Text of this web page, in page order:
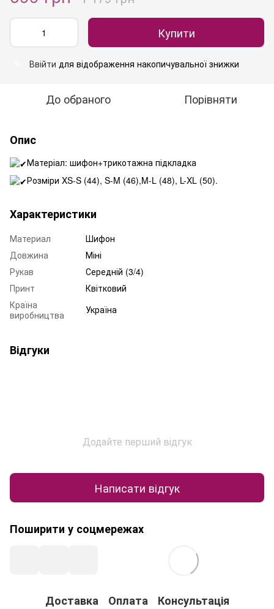
Купити
Ввійти для відображення накопичувальної знижки
До обраного Порівняти
Опис
Матеріал: шифон+трикотажна підкладка
Розміри XS-S (44), S-M (46),M-L (48), L-XL (50).
Характеристики
Материал
Шифон
Довжина
Міні
Рукав
Середній (3/4)
Принт
Квітковий
Країна
виробництва
Україна
Відгуки
Додайте перший відгук
Написати відгук
Поширити у соцмережах
Доставка Оплата Консультація